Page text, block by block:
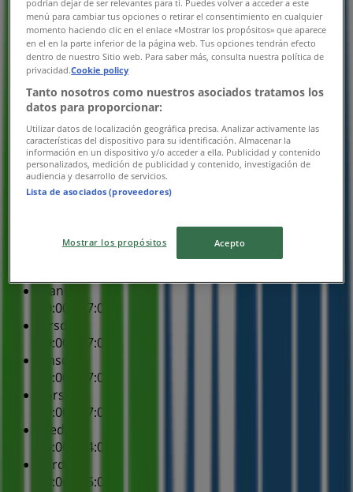
10:00 - 17:00
Torsdag
10:00 - 17:00
Fredag
10:00 - 14:00
Lørdag
10:00 - 15:00
Kort
86 40 72 73
Lukket
Mandag
10:00 - 17:00
Tirsdag
10:00 - 17:00
Onsdag
10:00 - 17:00
Torsdag
10:00 - 17:00
Fredag
10:00 - 14:00
Lørdag
10:00 - 15:00
podrían dejar de ser relevantes para ti. Puedes volver a acceder a este
menú para cambiar tus opciones o retirar el consentimiento en cualquier
momento haciendo clic en el enlace «Mostrar los propósitos» que aparece
en el en la parte inferior de la página web. Tus opciones tendrán efecto
dentro de nuestro Sitio web. Para saber más, consulta nuestra política de
privacidad.Cookie policy
Tanto nosotros como nuestros asociados tratamos los
datos para proporcionar:
Utilizar datos de localización geográfica precisa. Analizar activamente las
características del dispositivo para su identificación. Almacenar la
información en un dispositivo y/o acceder a ella. Publicidad y contenido
personalizados, medición de publicidad y contenido, investigación de
audiencia y desarrollo de servicios.
Lista de asociados (proveedores)
Mostrar los propósitos Acepto